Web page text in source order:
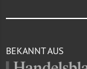
BEKANNT AUS